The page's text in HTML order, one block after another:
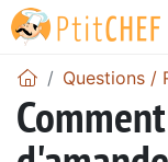
Questions /